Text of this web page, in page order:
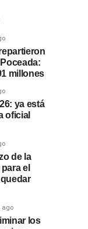
millones
ya está
oficial
de la
el
ago
los